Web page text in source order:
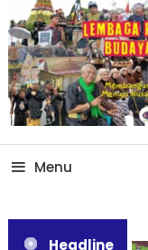
Menu
Headline